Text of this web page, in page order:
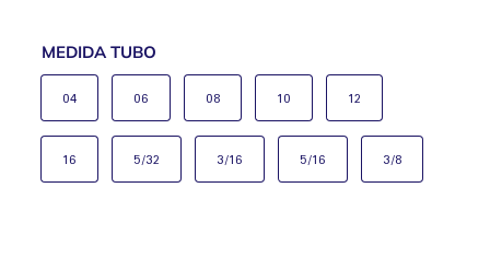
MEDIDA TUBO
04 06 08 10 12
16 5/32 3/16 5/16 3/8